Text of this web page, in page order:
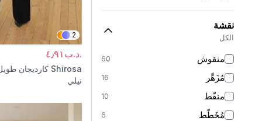
فيسكوز 17
سَاتَان 15
تريكو
نقشة
الكل
منقوش 60
مُزَهَّر 16
منقّط 10
مُخَطَّط 6
2
.د.ب٤٫٩١
Shirosa كارديجان
نيلي